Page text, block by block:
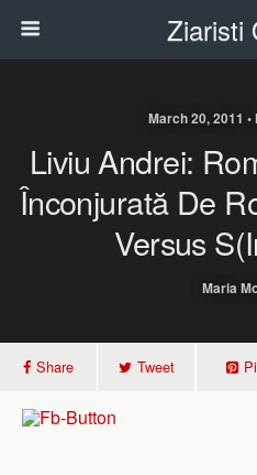
Ziaristi
March 20, 2011
Liviu Andrei:
Înconjurată De
Versus
Maria
Share Tweet